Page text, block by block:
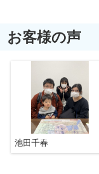
お客様の声
池田千春